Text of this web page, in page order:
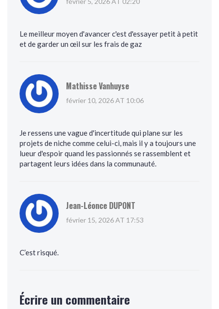
Le meilleur moyen d'avancer c'est d'essayer petit à petit
et de garder un œil sur les frais de gaz
Mathisse Vanhuyse
février 10, 2026 AT 10:06
Je ressens une vague d'incertitude qui plane sur les
projets de niche comme celui-ci, mais il y a toujours une
lueur d'espoir quand les passionnés se rassemblent et
partagent leurs idées dans la communauté.
Jean-Léonce DUPONT
février 15, 2026 AT 17:53
C’est risqué.
Écrire un commentaire